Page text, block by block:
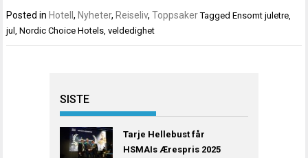
Posted in Hotell, Nyheter, Reiseliv,Toppsaker TaggedEnsomt juletre
jul
,Nordic Choice Hotels ,veldedighet
SISTE
Tarje Hellebust får
HSMAIs Ærespris 2025